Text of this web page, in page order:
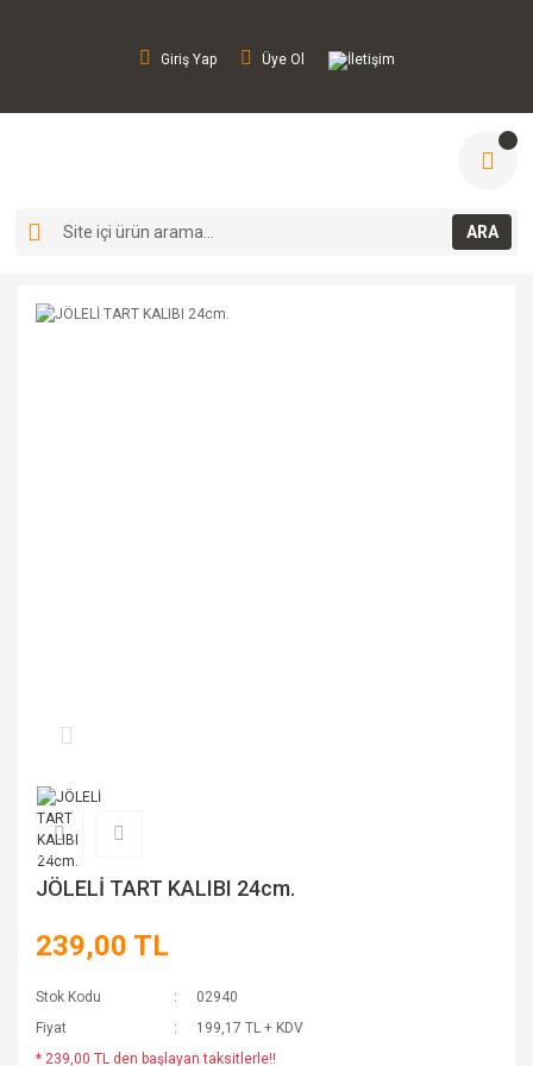
Giriş Yap Üye Ol İletişim
ARA
JÖLELİ TART KALIBI 24cm.
239,00 TL
Stok Kodu
02940
Fiyat
199,17 TL + KDV
* 239,00 TL den başlayan taksitlerle!!